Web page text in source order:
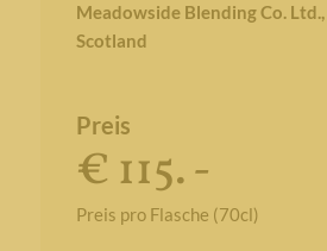
Meadowside Blending Co. Ltd.,
Scotland
Preis
€ 115. -
Preis pro Flasche (70cl)